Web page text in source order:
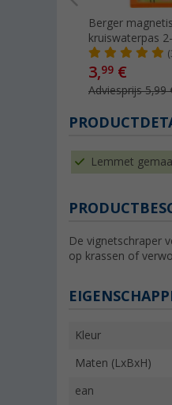
Berger
kruiswaterpas
3,99 €
Adviesprijs 5,99
Lemmet
De vignetschraper
op krassen of
Kleur
Maten (LxBxH)
ean